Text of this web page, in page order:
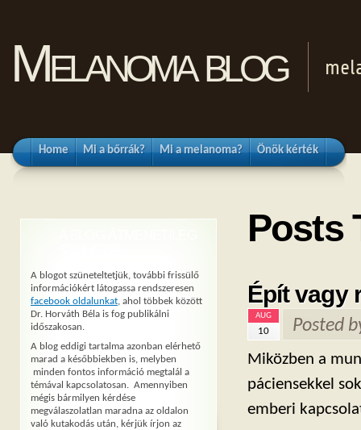
Melanoma blog
Home Mi a bőrrák? Mi a melanoma? Önök kérték
Posts
Épít vagy
AUG
10 Posted
Miközben a
páciensekkel
emberi
A blogot szüneteltetjük, további frissülő
információkért látogassa rendszeresen
facebook oldalunkat, ahol többek között
Dr. Horváth Béla is fog publikálni
időszakosan.
A blog eddigi tartalma azonban elérhető
marad a későbbiekben is, melyben
minden fontos információ megtalál a
témával kapcsolatosan. Amennyiben
mégis bármilyen kérdése
megválaszolatlan maradna az oldalon
való kutakodás után, kérjük írjon az